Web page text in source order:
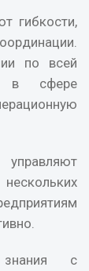
гибкости,
по всей
в сфере
с